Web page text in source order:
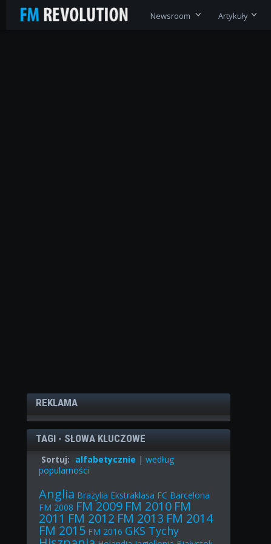
Newsroom Artykuły
REKLAMA
TAGI - SŁOWA KLUCZOWE
Sortuj: alfabetycznie | według
popularności
Anglia Brazylia Ekstraklasa FC Barcelona
FM 2008 FM 2009 FM 2010 FM
2011 FM 2012 FM 2013 FM 2014
FM 2015 FM 2016 GKS Tychy